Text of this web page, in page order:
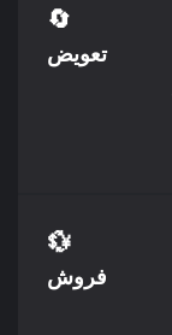
🔄
تعویض
💱
فروش